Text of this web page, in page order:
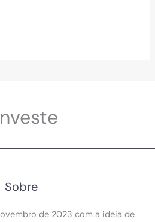
Sobre
de 2023 com a ideia de